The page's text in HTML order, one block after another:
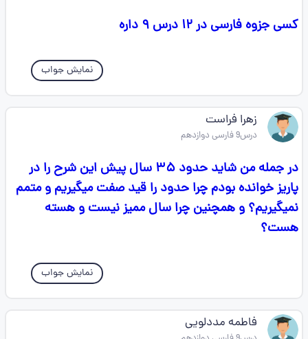
کسی جزوه فارسی در ۱۲ درس ۹ داره
نمایش جواب
زهرا فراست
درس9 فارسی دوازدهم
در جمله من شاید حدود ۳۵ سال پیش این شرح را در
پاریز خوانده بودم چرا حدود را قید صفت میگیریم و متمم
نمیگیریم؟ و همچنین چرا سال ممیز نیست و هسته
هست؟
نمایش جواب
فاطمه مددلویی